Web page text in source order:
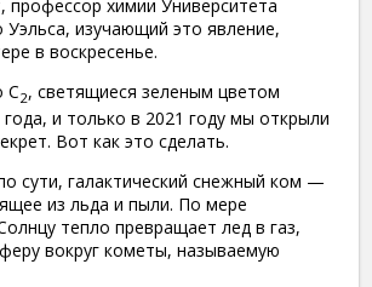
химии Университета
изучающий это явление,
в воскресенье.
C2, светящиеся зеленым цветом
года, и только в 2021 году мы открыли
Вот как это сделать.
сути, галактический снежный ком —
из льда и пыли. По мере
тепло превращает лед в газ,
вокруг кометы, называемую